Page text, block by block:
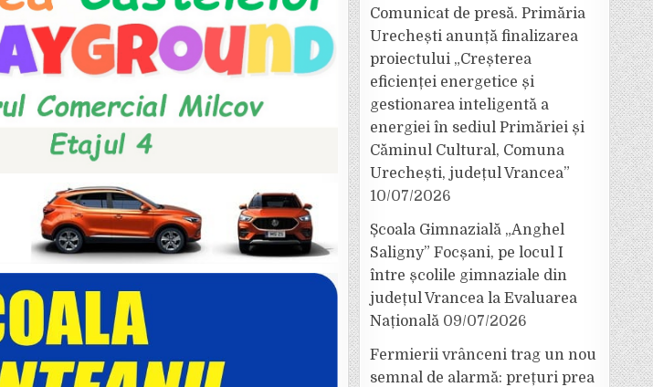
Comunicat de presă. Primăria
Urechești anunță finalizarea
proiectului „Creșterea
eficienței energetice și
gestionarea inteligentă a
energiei în sediul Primăriei și
Căminul Cultural, Comuna
Urechești, județul Vrancea”
10/07/2026
Școala Gimnazială „Anghel
Saligny” Focșani, pe locul I
între școlile gimnaziale din
județul Vrancea la Evaluarea
Națională 09/07/2026
Fermierii vrânceni trag un nou
semnal de alarmă: prețuri prea